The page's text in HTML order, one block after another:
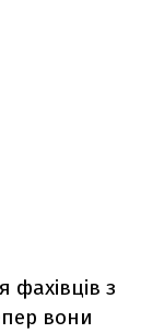
фахівців з
вони